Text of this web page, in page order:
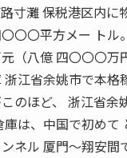
寸灘 保税港区内に
〇〇平方メー トル。
（八億 四〇〇〇万
浙江省余姚市で本
のほど、 浙江省余
は、中国で初めて
ネル 厦門〜翔安